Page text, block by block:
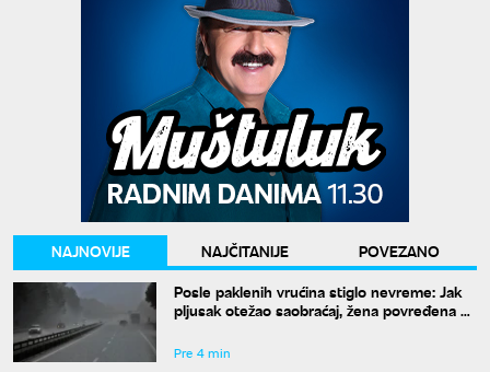
NAJNOVIJE NAJČITANIJE
POVEZANO
Posle paklenih vrućina stiglo nevreme: Jak
pljusak otežao saobraćaj, žena povređena u
Pre 4 min